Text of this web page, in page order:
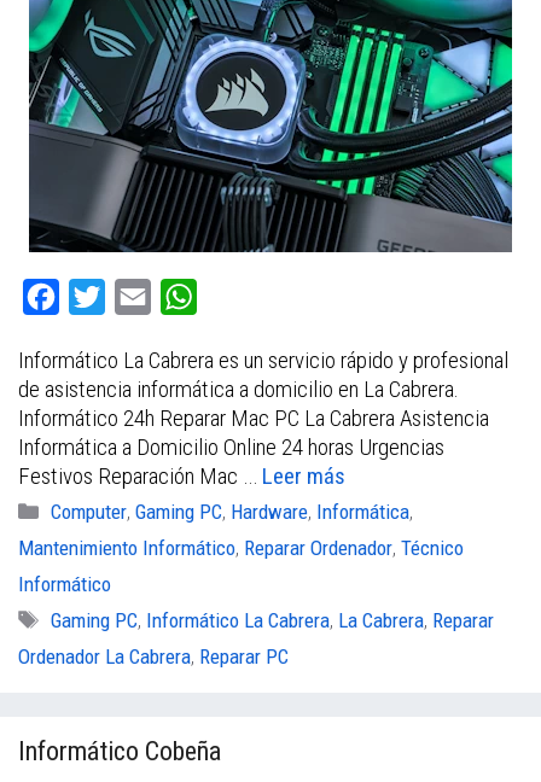
c
e
b
o
o
k
i
t
t
e
r
a
i
l
a
t
s
A
p
p
Informático La Cabrera es un servicio rápido y profesional
de asistencia informática a domicilio en La Cabrera.
Informático 24h Reparar Mac PC La Cabrera Asistencia
Informática a Domicilio Online 24 horas Urgencias
Festivos Reparación Mac … Leer más
Categorías
Computer,Gaming PC, Hardware, Informática,
Mantenimiento Informático, Reparar Ordenador, Técnico
Informático
Etiquetas
Gaming PC, Informático La Cabrera, La Cabrera, Reparar
Ordenador La Cabrera, Reparar PC
Informático Cobeña